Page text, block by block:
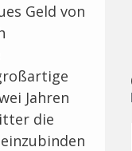
Geld von
Jahren
die